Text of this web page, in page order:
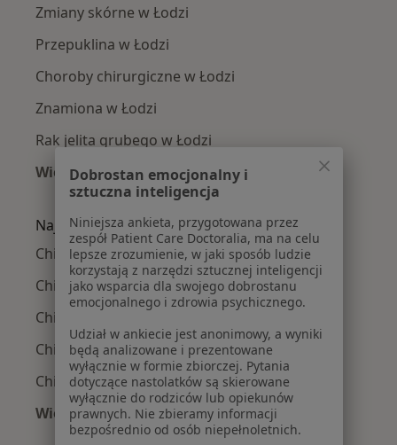
Zmiany skórne w Łodzi
Przepuklina w Łodzi
Choroby chirurgiczne w Łodzi
Znamiona w Łodzi
Rak jelita grubego w Łodzi
Więcej (15)
Więcej w kategorii: Najczęście leczone
Najpopularniejsze ubezpieczenia
Chirurdzy z Allianz w Łodzi
Chirurdzy z Medicover w Łodzi
Chirurdzy z NFZ w Łodzi
Chirurdzy z PZU Zdrowie w Łodzi
Chirurdzy z Signal Iduna w Łodzi
Więcej (9)
Więcej w kategorii: Najpopularniejsze
Dobrostan emocjonalny i
sztuczna inteligencja
Niniejsza ankieta, przygotowana przez
zespół Patient Care Doctoralia, ma na celu
lepsze zrozumienie, w jaki sposób ludzie
korzystają z narzędzi sztucznej inteligencji
jako wsparcia dla swojego dobrostanu
emocjonalnego i zdrowia psychicznego.
Udział w ankiecie jest anonimowy, a wyniki
będą analizowane i prezentowane
wyłącznie w formie zbiorczej. Pytania
dotyczące nastolatków są skierowane
wyłącznie do rodziców lub opiekunów
prawnych. Nie zbieramy informacji
bezpośrednio od osób niepełnoletnich.